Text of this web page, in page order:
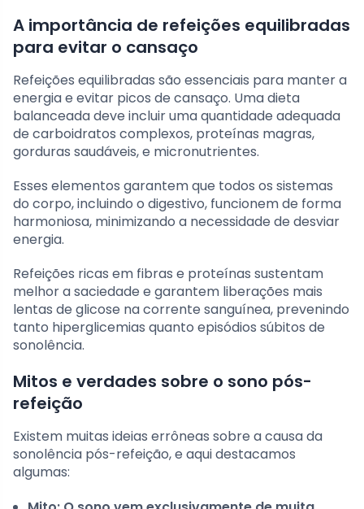
A importância de refeições equilibradas
para evitar o cansaço
Refeições equilibradas são essenciais para manter a
energia e evitar picos de cansaço. Uma dieta
balanceada deve incluir uma quantidade adequada
de carboidratos complexos, proteínas magras,
gorduras saudáveis, e micronutrientes.
Esses elementos garantem que todos os sistemas
do corpo, incluindo o digestivo, funcionem de forma
harmoniosa, minimizando a necessidade de desviar
energia.
Refeições ricas em fibras e proteínas sustentam
melhor a saciedade e garantem liberações mais
lentas de glicose na corrente sanguínea, prevenindo
tanto hiperglicemias quanto episódios súbitos de
sonolência.
Mitos e verdades sobre o sono pós-
refeição
Existem muitas ideias errôneas sobre a causa da
sonolência pós-refeição, e aqui destacamos
algumas: